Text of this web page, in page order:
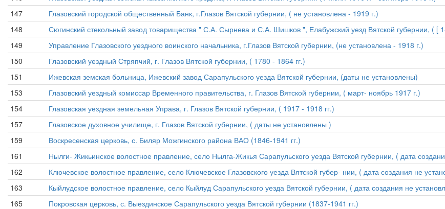
147
Глазовский городской общественный Банк, г.Глазов Вятской губернии, ( не установлена - 1919 г.)
148
Сюгинский стекольный завод товарищества " С.А. Сырнева и С.А. Шишков ", Елабужский уезд Вятской губернии, ( [
149
Управление Глазовского уездного воинского начальника, г.Глазов Вятской губернии, (не установлена - 1918 г.)
150
Глазовский уездный Стряпчий, г. Глазов Вятской губернии, ( 1780 - 1864 гг.)
151
Ижевская земская больница, Ижевский завод Сарапульского уезда Вятской губернии, (даты не установлены)
153
Глазовский уездный комиссар Временного правительства, г. Глазов Вятской губернии, ( март- ноябрь 1917 г.)
154
Глазовская уездная земельная Управа, г. Глазов Вятской губернии, ( 1917 - 1918 гг.)
157
Глазовское духовное училище, г. Глазов Вятской губернии, ( даты не установлены )
159
Воскресенская церковь, с. Биляр Можгинского района ВАО (1846-1941 гг.)
161
Нылги- Жикьинское волостное правление, село Нылга-Жикья Сарапульского уезда Вятской губернии, ( дата
162
Ключевское волостное правление, село Ключевское Глазовского уезда Вятской губер- нии, ( дата создания не
163
Кыйлудское волостное правление, село Кыйлуд Сарапульского уезда Вятской губернии, ( дата создания не
165
Покровская церковь, с. Выездинское Сарапульского уезда Вятской губернии (1837-1941 гг.)